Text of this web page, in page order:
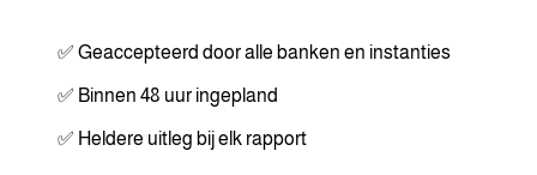
✅ Geaccepteerd door alle banken en instanties
✅ Binnen 48 uur ingepland
✅ Heldere uitleg bij elk rapport